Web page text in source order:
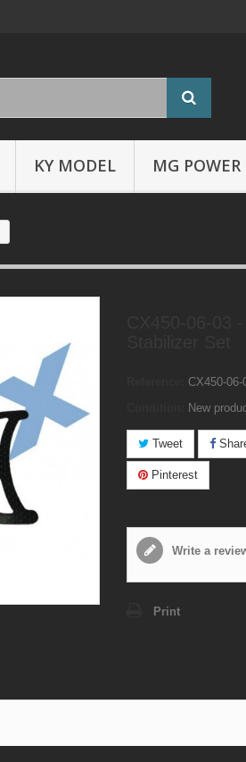
KY MODEL MG POWER
CX450-06-
New
Tweet
Pinterest
Write a
Print